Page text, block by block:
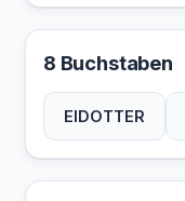
8 Buchstaben
EIDOTTER